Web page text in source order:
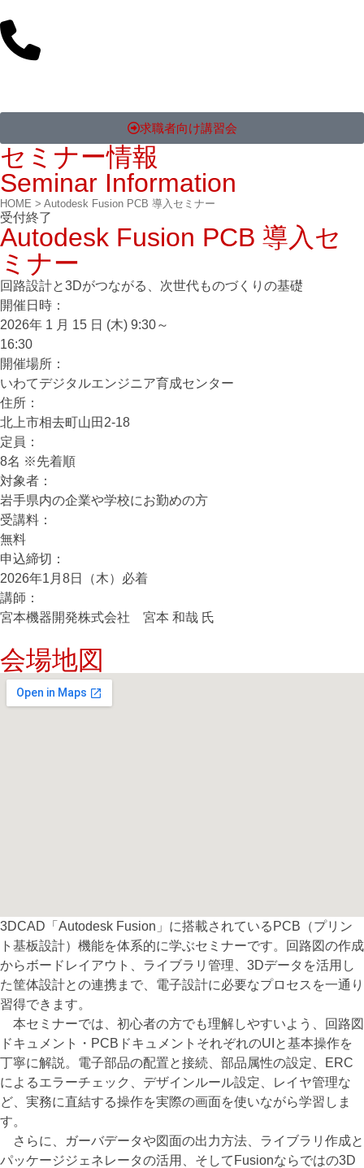
求職者向け講習会
セミナー情報
Seminar Information
HOME > Autodesk Fusion PCB 導入セミナー
受付終了
Autodesk Fusion PCB 導入セ
ミナー
回路設計と3Dがつながる、次世代ものづくりの基礎
開催⽇時：
2026年 1 月 15 日 (木) 9:30～
16:30
開催場所：
いわてデジタルエンジニア育成センター
住所：
北上市相去町山田2-18
定員：
8名 ※先着順
対象者：
岩手県内の企業や学校にお勤めの方
受講料：
無料
申込締切：
2026年1月8日（木）必着
講師：
宮本機器開発株式会社 宮本 和哉 氏
会場地図
3DCAD「Autodesk Fusion」に搭載されているPCB（プリン
ト基板設計）機能を体系的に学ぶセミナーです。回路図の作成
からボードレイアウト、ライブラリ管理、3Dデータを活用し
た筐体設計との連携まで、電子設計に必要なプロセスを一通り
習得できます。
本セミナーでは、初心者の方でも理解しやすいよう、回路図
ドキュメント・PCBドキュメントそれぞれのUIと基本操作を
丁寧に解説。電子部品の配置と接続、部品属性の設定、ERC
によるエラーチェック、デザインルール設定、レイヤ管理な
ど、実務に直結する操作を実際の画面を使いながら学習しま
す。
さらに、ガーバデータや図面の出力方法、ライブラリ作成と
パッケージジェネレータの活用、そしてFusionならではの3D